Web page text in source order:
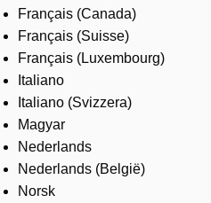
Français (Canada)
Français (Suisse)
Français (Luxembourg)
Italiano
Italiano (Svizzera)
Magyar
Nederlands
Nederlands (België)
Norsk